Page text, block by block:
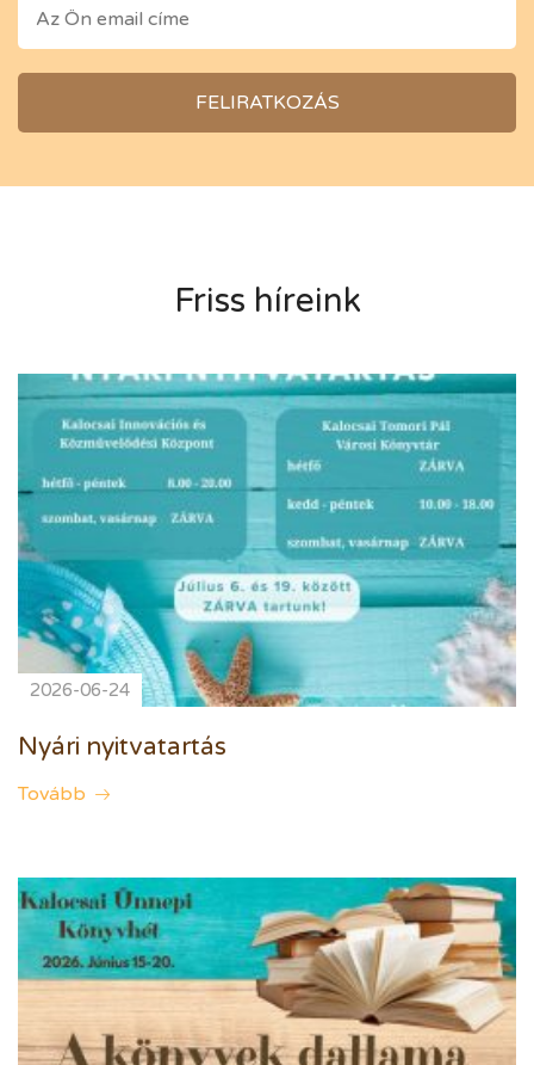
Friss híreink
2026-06-24
Nyári nyitvatartás
Tovább